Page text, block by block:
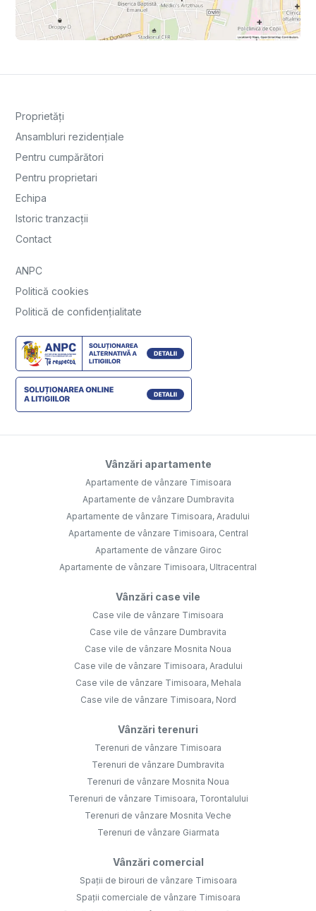
Proprietăți
Ansambluri rezidențiale
Pentru cumpărători
Pentru proprietari
Echipa
Istoric tranzacții
Contact
ANPC
Politică cookies
Politică de confidențialitate
Vânzări apartamente
Apartamente de vânzare Timisoara
Apartamente de vânzare Dumbravita
Apartamente de vânzare Timisoara, Aradului
Apartamente de vânzare Timisoara, Central
Apartamente de vânzare Giroc
Apartamente de vânzare Timisoara, Ultracentral
Vânzări case vile
Case vile de vânzare Timisoara
Case vile de vânzare Dumbravita
Case vile de vânzare Mosnita Noua
Case vile de vânzare Timisoara, Aradului
Case vile de vânzare Timisoara, Mehala
Case vile de vânzare Timisoara, Nord
Vânzări terenuri
Terenuri de vânzare Timisoara
Terenuri de vânzare Dumbravita
Terenuri de vânzare Mosnita Noua
Terenuri de vânzare Timisoara, Torontalului
Terenuri de vânzare Mosnita Veche
Terenuri de vânzare Giarmata
Vânzări comercial
Spații de birouri de vânzare Timisoara
Spații comerciale de vânzare Timisoara